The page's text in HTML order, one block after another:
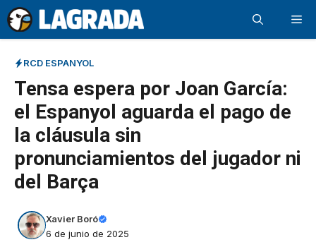
Saltar
al
contenido
RCD ESPANYOL
Tensa espera por Joan García:
el Espanyol aguarda el pago de
la cláusula sin
pronunciamientos del jugador ni
del Barça
Xavier Boró
6 de junio de 2025